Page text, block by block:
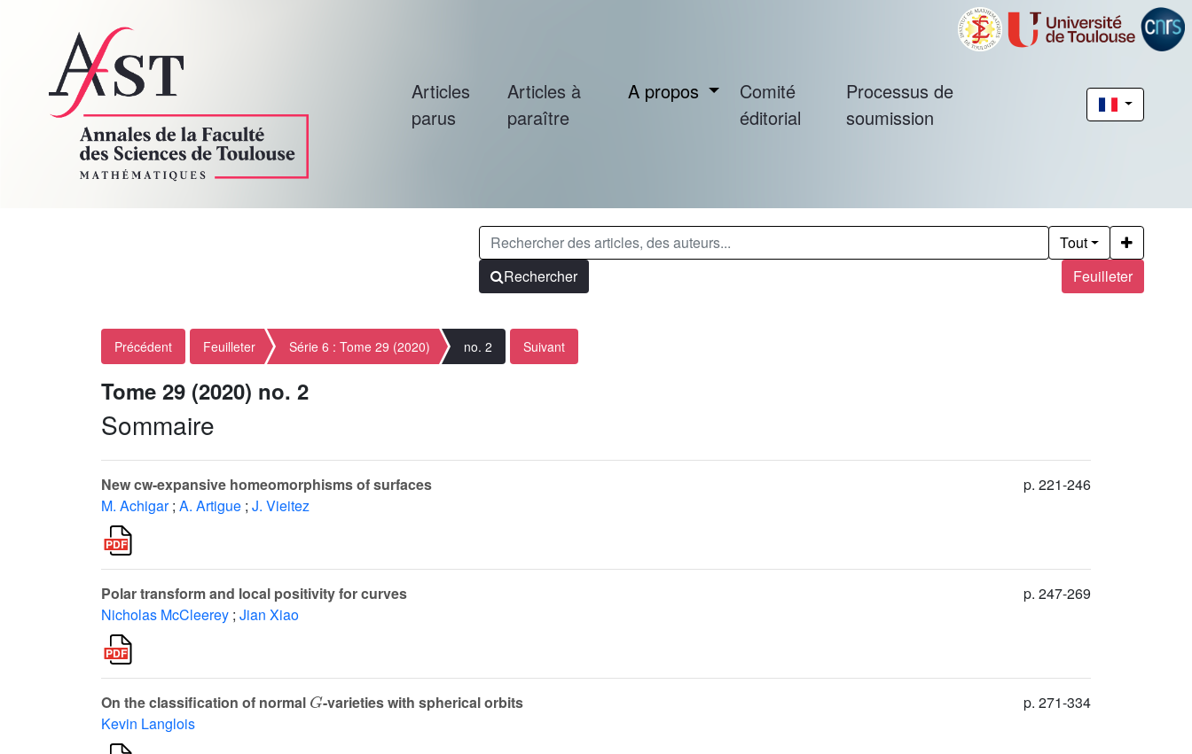
Articles
parus
Articles à
paraître
A propos
Comité
éditorial
Processus de
soumission
Feuilleter
Tout
Rechercher
Précédent Feuilleter Série 6 : Tome 29 (2020) no. 2 Suivant
Tome 29 (2020) no. 2
Sommaire
New cw-expansive homeomorphisms of surfaces
M. Achigar ; A. Artigue ; J. Vieitez
p. 221-246
Polar transform and local positivity for curves
Nicholas McCleerey ; Jian Xiao
p. 247-269
On the classification of normal
-varieties with spherical orbits
Kevin Langlois
p. 271-334